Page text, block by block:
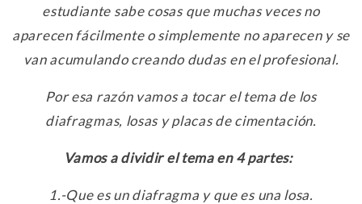
estudiante sabe cosas que muchas veces no
aparecen fácilmente o simplemente no aparecen y se
van acumulando creando dudas en el profesional.
Por esa razón vamos a tocar el tema de los
diafragmas, losas y placas de cimentación.
Vamos a dividir el tema en 4 partes:
1.-Que es un diafragma y que es una losa.